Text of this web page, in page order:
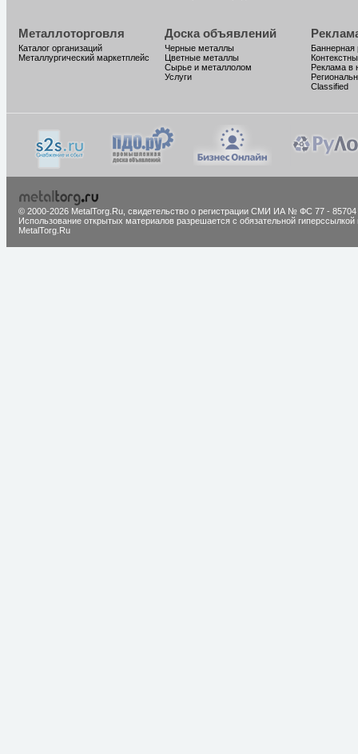
Металлоторговля
Каталог организаций
Металлургический маркетплейс
Доска объявлений
Черные металлы
Цветные металлы
Сырье и металлолом
Услуги
Баннерная
Реклама в
Classified
© 2000-2026 MetalTorg.Ru, cвидетельство о регистрации СМИ ИА № ФС 77 - 85704
Использование открытых материалов разрешается с обязательной гиперссылкой
MetalTorg.Ru